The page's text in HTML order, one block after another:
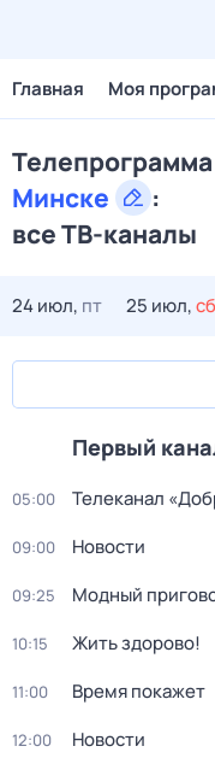
Главная Моя
Минске
:
все ТВ-каналы
24 июл, пт 25 июл,сб
Первый
05:00 Телеканал
09:00 Новости
09:25 Модный
10:15 Жить здорово!
11:00 Время покажет
12:00 Новости